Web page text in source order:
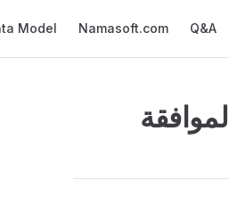
Q&A
Namasoft.com
Model